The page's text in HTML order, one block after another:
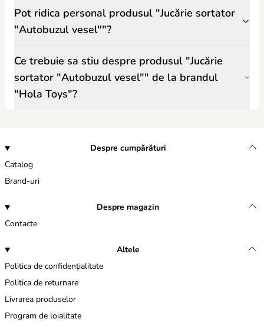
Pot ridica personal produsul "Jucărie sortator
"Autobuzul vesel""?
Ce trebuie sa stiu despre produsul "Jucărie
sortator "Autobuzul vesel"" de la brandul
"Hola Toys"?
Despre cumpărături
Catalog
Brand-uri
Despre magazin
Contacte
Altele
Politica de confidențialitate
Politica de returnare
Livrarea produselor
Program de loialitate